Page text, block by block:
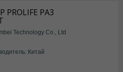
PA3
Technology Co., Ltd
Китай